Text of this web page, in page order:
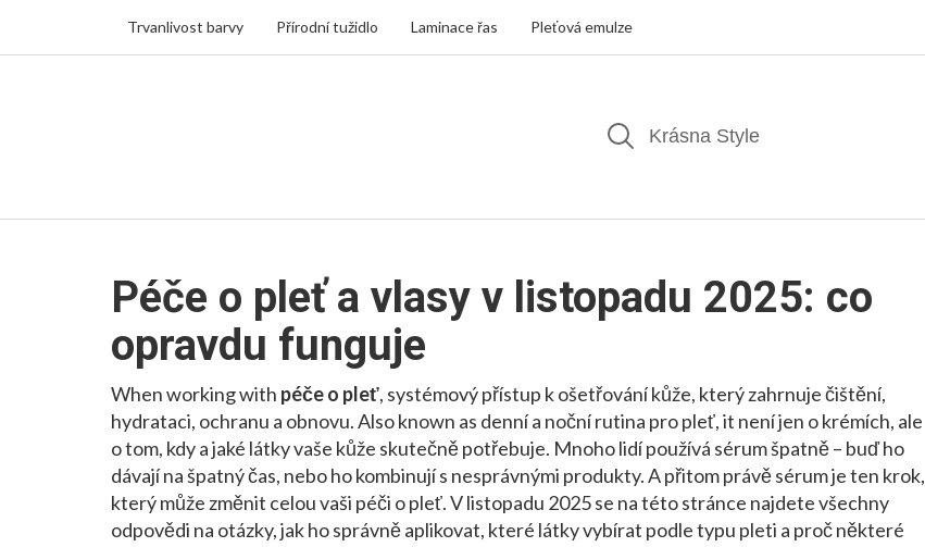
Trvanlivost barvy Přírodní tužidlo Laminace řas Pleťová emulze
Péče o pleť a vlasy v listopadu 2025: co
opravdu funguje
When working with péče o pleť, systémový přístup k ošetřování kůže, který zahrnuje čištění,
hydrataci, ochranu a obnovu. Also known as denní a noční rutina pro pleť, it není jen o krémích, ale
o tom, kdy a jaké látky vaše kůže skutečně potřebuje. Mnoho lidí používá sérum špatně – buď ho
dávají na špatný čas, nebo ho kombinují s nesprávnými produkty. A přitom právě sérum je ten krok,
který může změnit celou vaši péči o pleť. V listopadu 2025 se na této stránce najdete všechny
odpovědi na otázky, jak ho správně aplikovat, které látky vybírat podle typu pleti a proč některé